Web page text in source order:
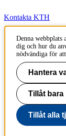
Kontakta KTH
Jobba på KTH
Press och media
Faktura och
Om KTH:s
Denna webbplats
dig och hur du
nödvändiga för
Hantera
Tillåt
Tillåt alla